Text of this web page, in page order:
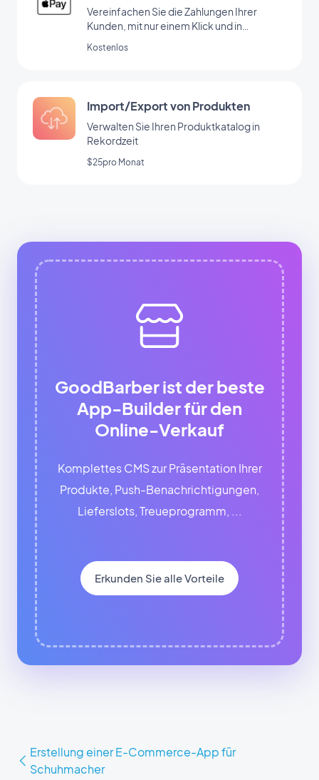
Vereinfachen Sie die Zahlungen Ihrer
Kunden, mit nur einem Klick und in
Kostenlos
Import/Export von Produkten
Verwalten Sie Ihren Produktkatalog in
Rekordzeit
$25pro Monat
GoodBarber ist der beste
App-Builder für den
Online-Verkauf
Komplettes CMS zur Präsentation Ihrer
Produkte, Push-Benachrichtigungen,
Lieferslots, Treueprogramm, ...
Erkunden Sie alle Vorteile
Erstellung einer E-Commerce-App für
Schuhmacher